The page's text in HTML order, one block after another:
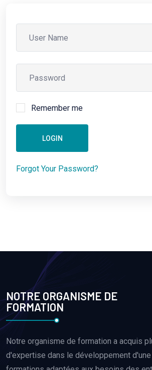
Remember me
LOGIN
Forgot Your Password?
NOTRE ORGANISME DE
FORMATION
Notre organisme de formation a acquis
d'expertise dans le développement